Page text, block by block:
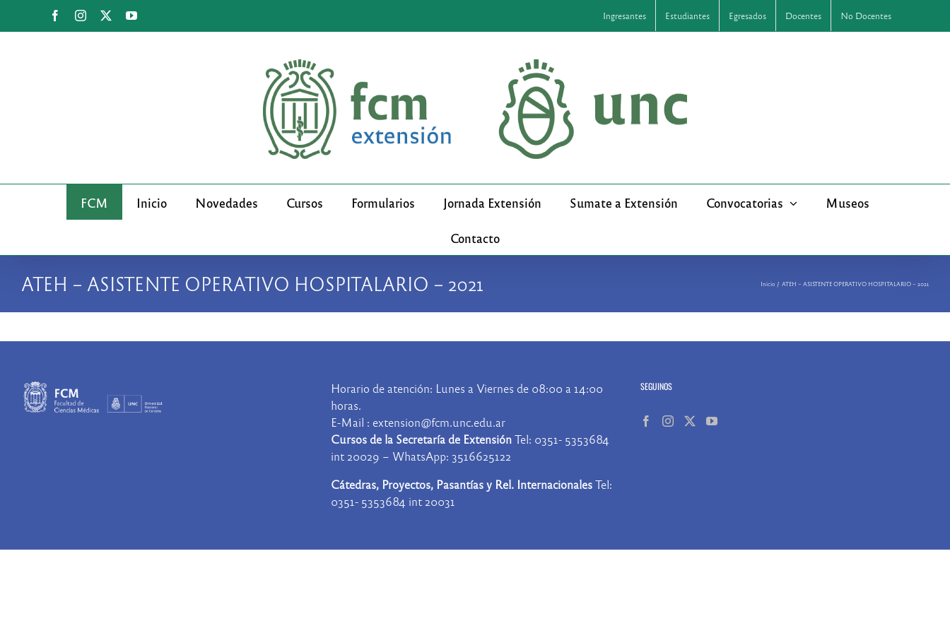
FacebookInstagram YouTube Ingresantes Estudiantes Egresados Docentes No Docentes
FCM Inicio Novedades Cursos Formularios Jornada Extensión Sumate a Extensión Convocatorias Museos
Contacto
ATEH – ASISTENTE OPERATIVO HOSPITALARIO – 2021 Inicio ATEH – ASISTENTE OPERATIVO HOSPITALARIO – 2021
Horario de atención: Lunes a Viernes de 08:00 a 14:00
horas.
E-Mail : extension@fcm.unc.edu.ar
Cursos de la Secretaría de ExtensiónTel: 0351- 5353684
int 20029 – WhatsApp: 3516625122
Cátedras, Proyectos, Pasantías y Rel. InternacionalesTel:
0351- 5353684 int 20031
SEGUINOS